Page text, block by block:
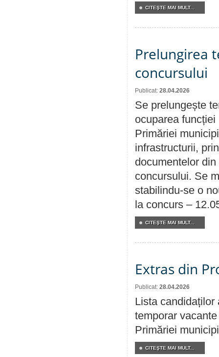
CITEŞTE MAI MULT...
Prelungirea
concursului
Publicat: 28.04.2026
Se prelungește
ocuparea
Primăriei
infrastructurii,
documentelor
concursului. Se
stabilindu-se o
la concurs –
CITEŞTE MAI MULT...
Extras din
Publicat: 28.04.2026
Lista candidaților
temporar
Primăriei
CITEŞTE MAI MULT...